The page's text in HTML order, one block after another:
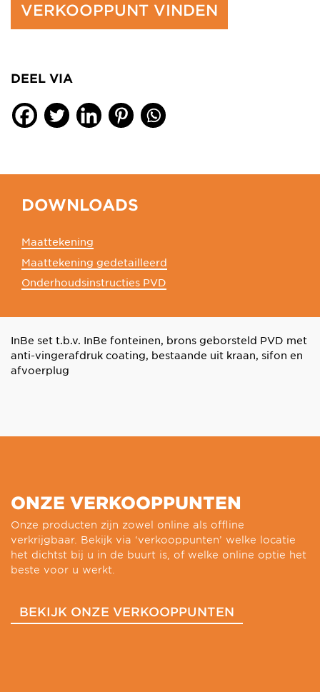
VERKOOPPUNT VINDEN
DEEL VIA
DOWNLOADS
Maattekening
Maattekening gedetailleerd
Onderhoudsinstructies PVD
InBe set t.b.v. InBe fonteinen, brons geborsteld PVD met
anti-vingerafdruk coating, bestaande uit kraan, sifon en
afvoerplug
ONZE VERKOOPPUNTEN
Onze producten zijn zowel online als offline
verkrijgbaar. Bekijk via ‘verkooppunten’ welke locatie
het dichtst bij u in de buurt is, of welke online optie het
beste voor u werkt.
BEKIJK ONZE VERKOOPPUNTEN